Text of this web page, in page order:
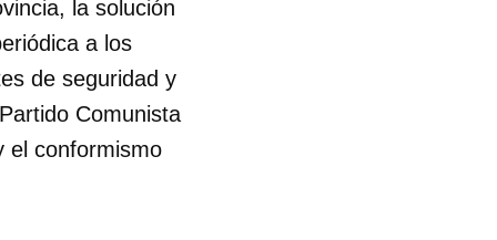
la solución
a los
de seguridad y
Comunista
el conformismo